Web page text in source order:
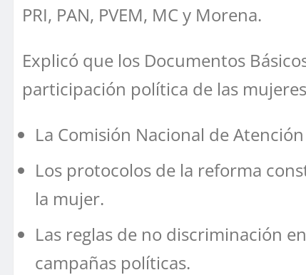
PRI, PAN, PVEM, MC y Morena.
Explicó que los Documentos
participación política de las
La Comisión Nacional de
Los protocolos de la reforma
la mujer.
Las reglas de no discriminación
campañas políticas.